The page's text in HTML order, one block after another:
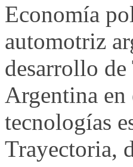
Economía
automotriz
desarrollo
Argentina
tecnologías
Trayectoria,